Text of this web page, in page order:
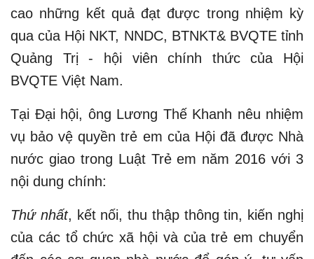
cao những kết quả đạt được trong nhiệm kỳ
qua của Hội NKT, NNDC, BTNKT& BVQTE tỉnh
Quảng Trị - hội viên chính thức của Hội
BVQTE Việt Nam.
Tại Đại hội, ông Lương Thế Khanh nêu nhiệm
vụ bảo vệ quyền trẻ em của Hội đã được Nhà
nước giao trong Luật Trẻ em năm 2016 với 3
nội dung chính:
Thứ nhất, kết nối, thu thập thông tin, kiến nghị
của các tổ chức xã hội và của trẻ em chuyển